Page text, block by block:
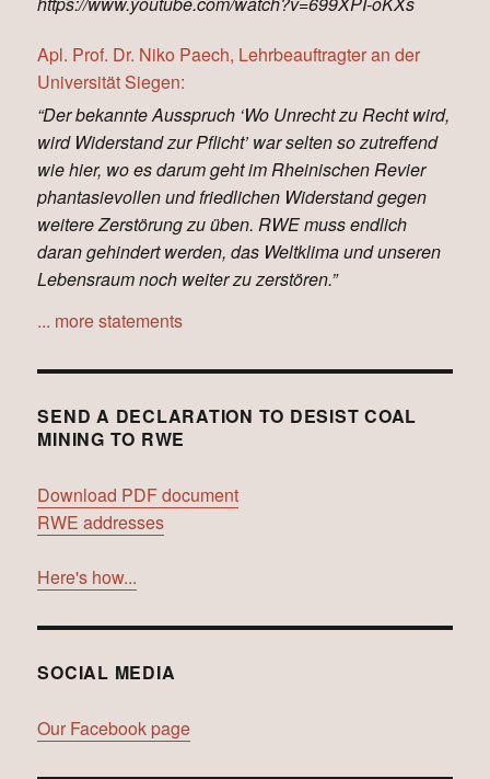
Apl. Prof. Dr. Niko Paech, Lehrbeauftragter an der
Universität Siegen:
“Der bekannte Ausspruch ‘Wo Unrecht zu Recht wird,
wird Widerstand zur Pflicht’ war selten so zutreffend
wie hier, wo es darum geht im Rheinischen Revier
phantasievollen und friedlichen Widerstand gegen
weitere Zerstörung zu üben. RWE muss endlich
daran gehindert werden, das Weltklima und unseren
Lebensraum noch weiter zu zerstören.”
... more statements
SEND A DECLARATION TO DESIST COAL
MINING TO RWE
Download PDF document
RWE addresses
Here's how...
SOCIAL MEDIA
Our Facebook page